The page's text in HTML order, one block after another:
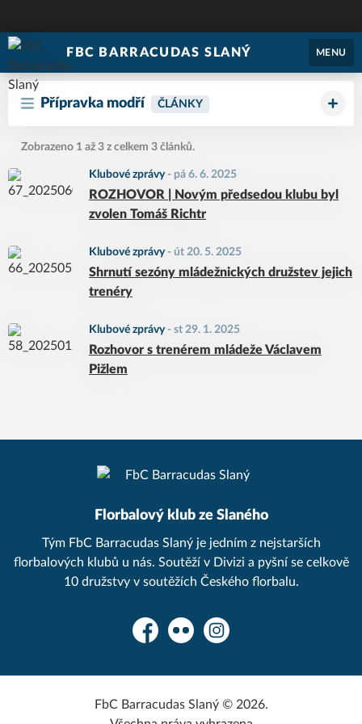
FBC BARRACUDAS SLANÝ MENU
Přípravka modří ČLÁNKY
Zobrazeno 1 až 3 z celkem 3 článků.
Klubové zprávy- pá 6. 6. 2025
ROZHOVOR | Novým předsedou klubu byl
zvolen Tomáš Richtr
Klubové zprávy- út 20. 5. 2025
Shrnutí sezóny mládežnických družstev jejich
trenéry
Klubové zprávy- st 29. 1. 2025
Rozhovor s trenérem mládeže Václavem
Pižlem
Florbalový klub ze Slaného
Tým FbC Barracudas Slaný je jedním z nejstarších
florbalových klubů u nás. Soutěží v Divizi a pyšní se celkově
10 družstvy v soutěžích Českého florbalu.
FacebookFlickr Instagram
FbC Barracudas Slaný © 2026.